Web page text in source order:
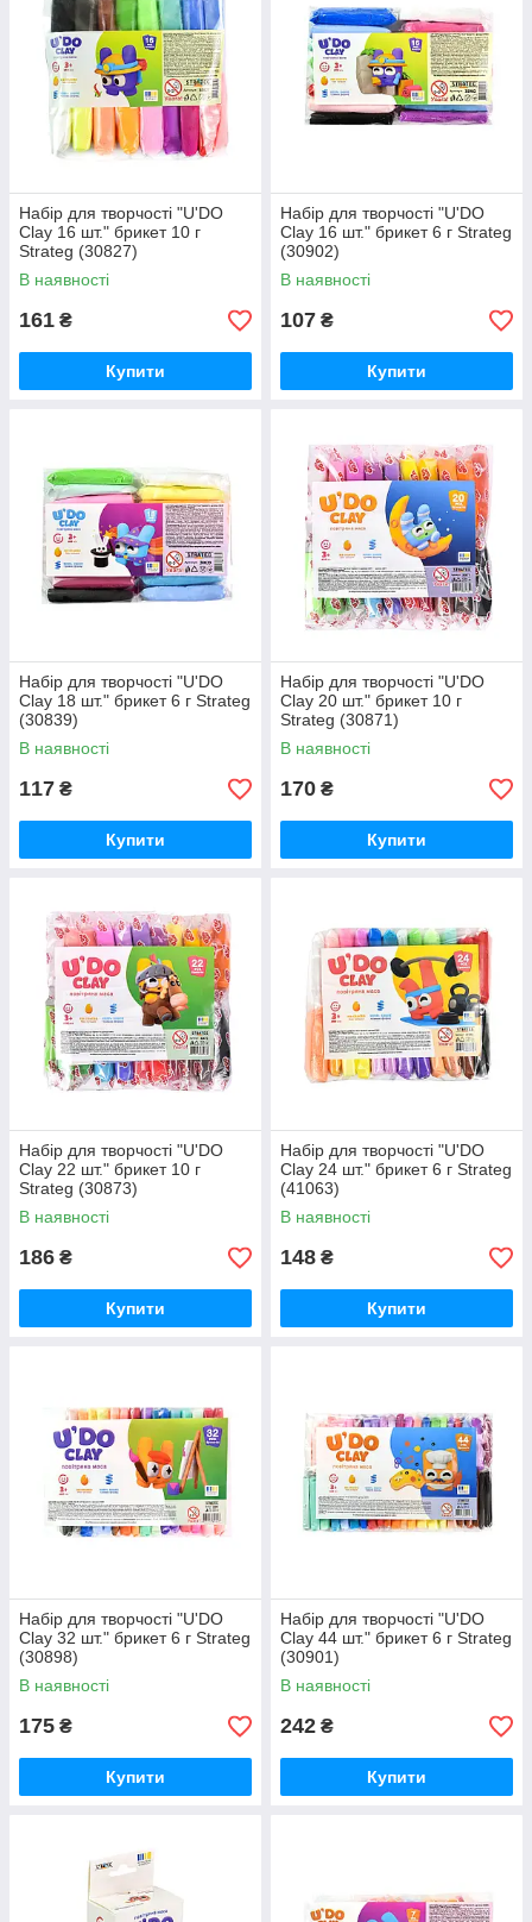
Набір для творчості "U'DO
Clay 16 шт." брикет 10 г
Strateg (30827)
В наявності
161 ₴
Купити
Набір для творчості "U'DO
Clay 16 шт." брикет 6 г Strateg
(30902)
В наявності
107 ₴
Купити
Набір для творчості "U'DO
Clay 18 шт." брикет 6 г Strateg
(30839)
В наявності
117 ₴
Купити
Набір для творчості "U'DO
Clay 20 шт." брикет 10 г
Strateg (30871)
В наявності
170 ₴
Купити
Набір для творчості "U'DO
Clay 22 шт." брикет 10 г
Strateg (30873)
В наявності
186 ₴
Купити
Набір для творчості "U'DO
Clay 24 шт." брикет 6 г Strateg
(41063)
В наявності
148 ₴
Купити
Набір для творчості "U'DO
Clay 32 шт." брикет 6 г Strateg
(30898)
В наявності
175 ₴
Купити
Набір для творчості "U'DO
Clay 44 шт." брикет 6 г Strateg
(30901)
В наявності
242 ₴
Купити